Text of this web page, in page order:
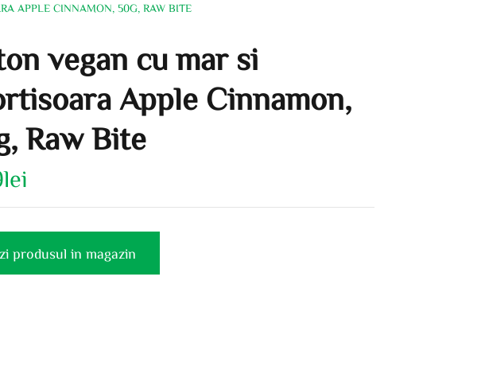
APPLE CINNAMON, 50G, RAW BITE
vegan cu mar si
Apple Cinnamon,
Raw Bite
lei
produsul in magazin